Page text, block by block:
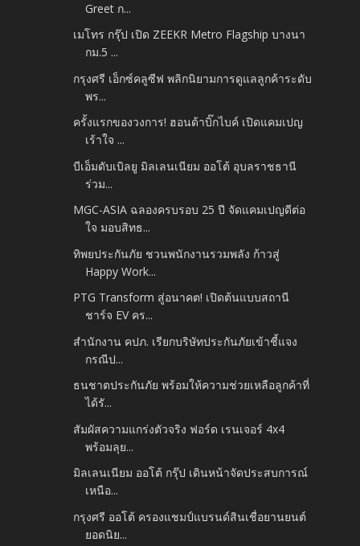
Greet ก...
เมโทร กรุ๊ป เปิด ZEEKR Metro Flagship บางนา
กม.5 ...
กรุงศรี เอ็กซ์คลูซีฟ พลิกนิยามการดูแลลูกค้าระดับ
พร...
ครั้งแรกของวงการ! ฮอนด้าบิ๊กไบค์ เปิดแคมเปญ
เร้าใจ ...
บีเอ็มดับเบิลยู มิลเลนเนียม ออโต้ อุบลราชธานี
ร่วม...
MGC-ASIA ฉลองครบรอบ 25 ปี จัดแคมเปญดีต่อ
ใจ มอบสิทธ...
ทิพยประกันภัย ชวนพนักงานรวมพลัง ก้าวสู่
Happy Work...
PTG Transform สู่อนาคต! เปิดต้นแบบสถานี
ชาร์จ EV คร...
สำนักงาน คปภ. เรียกบริษัทประกันภัยเข้าชี้แจง
กรณีป...
ธนชาตประกันภัย พร้อมให้ความช่วยเหลือลูกค้าที่
ได้รั...
สัมผัสความแกร่งตัวจริง ฟอร์ด เรนเจอร์ 4x4
พร้อมลุย...
มิลเลนเนียม ออโต้ กรุ๊ป เดินหน้าจัดประสบการณ์
เหนือ...
กรุงศรี ออโต้ ครองแชมป์แบรนด์สินเชื่อยานยนต์
ยอดนิย...